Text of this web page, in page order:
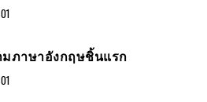
ภาษาอังกฤษชิ้นแรก